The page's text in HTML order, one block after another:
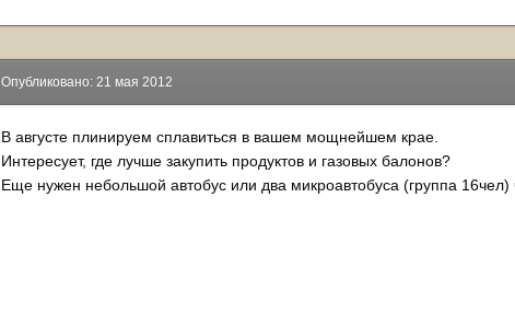
Опубликовано: 21 мая 2012
В августе плинируем сплавиться в вашем мощнейшем крае.
Интересует, где лучше закупить продуктов и газовых балонов?
Еще нужен небольшой автобус или два микроавтобуса (группа 16чел)